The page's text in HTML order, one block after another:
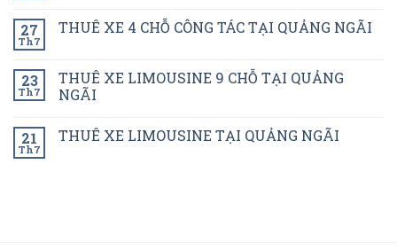
27
Th7
THUÊ XE 4 CHỖ CÔNG TÁC TẠI QUẢNG NGÃI
23
Th7
THUÊ XE LIMOUSINE 9 CHỖ TẠI QUẢNG
NGÃI
21
Th7
THUÊ XE LIMOUSINE TẠI QUẢNG NGÃI